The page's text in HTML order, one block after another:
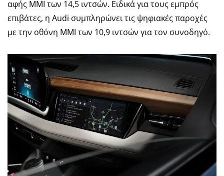
αφής MMI των 14,5 ιντσών. Ειδικά για τους εμπρός
επιβάτες, η Audi συμπληρώνει τις ψηφιακές παροχές
με την οθόνη MMI των 10,9 ιντσών για τον συνοδηγό.